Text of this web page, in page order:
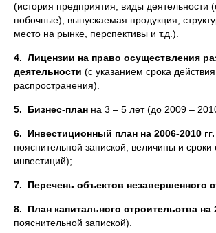
(история предприятия, виды деятельности
побочные), выпускаемая продукция,
место на рынке, перспективы и т.д.).
4. Лицензии на право осуществления
деятельности (с указанием срока
распространения).
5. Бизнес-план на 3 – 5 лет (до 2009 – 2010
6. Инвестиционный план на 2006-2010 гг.
пояснительной запиской, величины и сроки
инвестиций);
7. Перечень объектов незавершенного
8. План капитального строительства на
пояснительной запиской).